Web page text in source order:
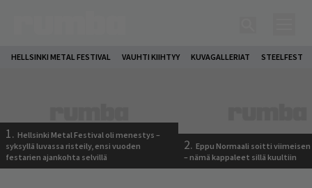
HELLSINKI METAL FESTIVAL VAUHTI KIIHTYY KUVAGALLERIAT STEELFEST
1. Hellsinki Metal Festival oli menestys –
syksyllä luvassa risteily, ensi vuoden
festarien ajankohta selvillä
2. Eppu Normaali soitti viimeisen
– nämä kappaleet sillä kuultiin